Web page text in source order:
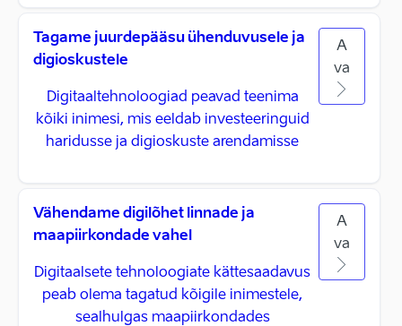
Tagame juurdepääsu ühenduvusele ja
digioskustele
Digitaaltehnoloogiad peavad teenima
kõiki inimesi, mis eeldab investeeringuid
haridusse ja digioskuste arendamisse
A
va
Vähendame digilõhet linnade ja
maapiirkondade vahel
Digitaalsete tehnoloogiate kättesaadavus
peab olema tagatud kõigile inimestele,
sealhulgas maapiirkondades
A
va